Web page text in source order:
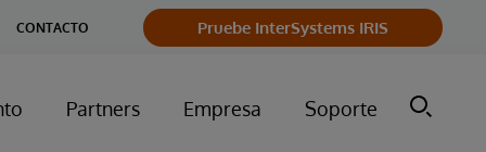
CONTACTO Pruebe InterSystems IRIS
Partners Empresa Soporte